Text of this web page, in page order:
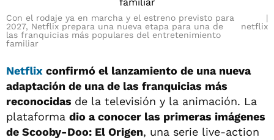
Con el rodaje ya en marcha y el estreno previsto para
2027, Netflix prepara una nueva etapa para una de
las franquicias más populares del entretenimiento
familiar
netflix
Netflix confirmó el lanzamiento de una nueva
adaptación de una de las franquicias más
reconocidas de la televisión y la animación. La
plataforma dio a conocer las primeras imágenes
de Scooby-Doo: El Origen, una serie live-action